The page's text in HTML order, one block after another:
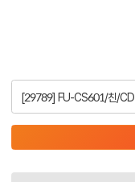
[29789] FU-CS601/친/CD